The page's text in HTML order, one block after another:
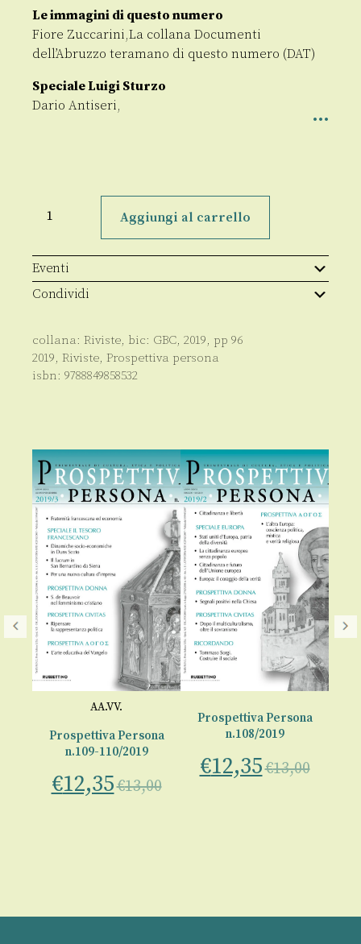
Le immagini di questo numero
Fiore Zuccarini,La collana Documenti
dell’Abruzzo teramano di questo numero (DAT)
Speciale Luigi Sturzo
Dario Antiseri,
Persona
Aggiungi al carrello
Eventi
Condividi
collana: Riviste, bic: GBC, 2019, pp 96
2019, Riviste, Prospettiva persona
isbn: 9788849858532
AA.VV.
Prospettiva Persona
n.109-110/2019
€12,35€13,00
Prospettiva Persona
n.108/2019
€12,35€13,00